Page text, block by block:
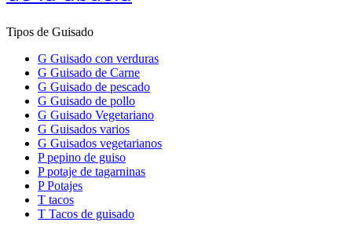
Tipos de Guisado
G Guisado con verduras
G Guisado de Carne
G Guisado de pescado
G Guisado de pollo
G Guisado Vegetariano
G Guisados varios
G Guisados vegetarianos
P pepino de guiso
P potaje de tagarninas
P Potajes
T tacos
T Tacos de guisado